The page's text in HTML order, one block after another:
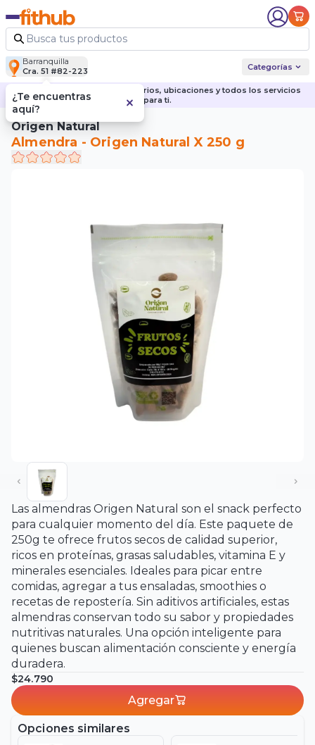
Barranquilla
Cra. 51 #82-223
Categorías
Descubre nuestras sedes, horarios, ubicaciones y todos los servicios
para ti.
Origen Natural
Almendra - Origen Natural X 250 g
Las almendras Origen Natural son el snack perfecto
para cualquier momento del día. Este paquete de
250g te ofrece frutos secos de calidad superior,
ricos en proteínas, grasas saludables, vitamina E y
minerales esenciales. Ideales para picar entre
comidas, agregar a tus ensaladas, smoothies o
recetas de repostería. Sin aditivos artificiales, estas
almendras conservan todo su sabor y propiedades
nutritivas naturales. Una opción inteligente para
quienes buscan alimentación consciente y energía
duradera.
$24.790
Agregar
Opciones similares
¿Te encuentras
aquí?